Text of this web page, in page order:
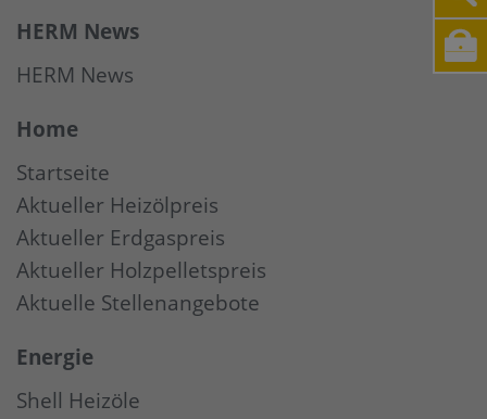
HERM News
HERM News
Home
Startseite
Aktueller Heizölpreis
Aktueller Erdgaspreis
Aktueller Holzpelletspreis
Aktuelle Stellenangebote
Energie
Shell Heizöle